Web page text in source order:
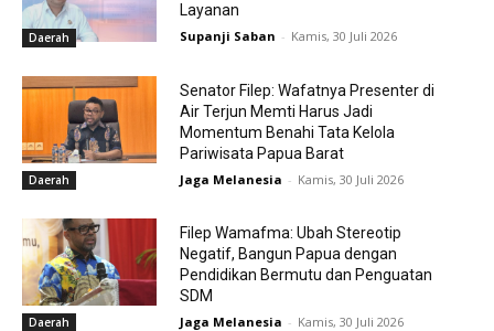
Daerah
Layanan
Supanji Saban - Kamis, 30 Juli 2026
Daerah
Senator Filep: Wafatnya Presenter di
Air Terjun Memti Harus Jadi
Momentum Benahi Tata Kelola
Pariwisata Papua Barat
Jaga Melanesia - Kamis, 30 Juli 2026
Daerah
Filep Wamafma: Ubah Stereotip
Negatif, Bangun Papua dengan
Pendidikan Bermutu dan Penguatan
SDM
Jaga Melanesia - Kamis, 30 Juli 2026